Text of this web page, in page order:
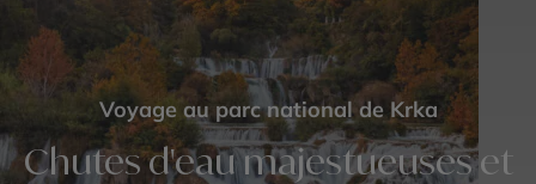
Voyage au parc national de Krka
Chutes d'eau majestueuses et